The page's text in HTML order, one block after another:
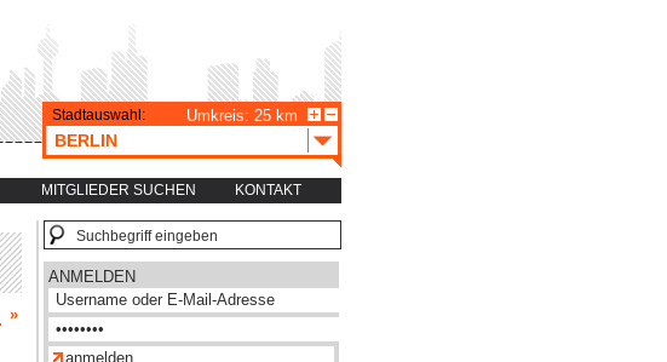
MITGLIEDER SUCHEN KONTAKT
Stadtauswahl: Umkreis: 25 km
BERLIN
»
ANMELDEN